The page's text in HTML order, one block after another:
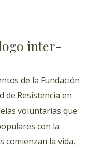
inter-
de la Fundación
de Resistencia en
voluntarias que
con la
comienzan la vida,